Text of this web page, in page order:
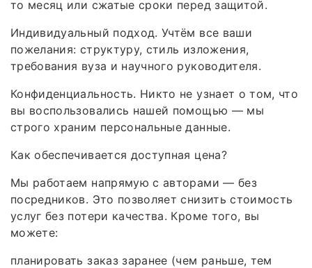
то месяц или сжатые сроки перед защитой.
Индивидуальный подход. Учтём все ваши
пожелания: структуру, стиль изложения,
требования вуза и научного руководителя.
Конфиденциальность. Никто не узнает о том, что
вы воспользовались нашей помощью — мы
строго храним персональные данные.
Как обеспечивается доступная цена?
Мы работаем напрямую с авторами — без
посредников. Это позволяет снизить стоимость
услуг без потери качества. Кроме того, вы
можете:
планировать заказ заранее (чем раньше, тем